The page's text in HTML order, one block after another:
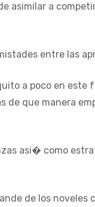
asimilar a
entre las
a poco en este
de que manera
asi� como
de los noveles